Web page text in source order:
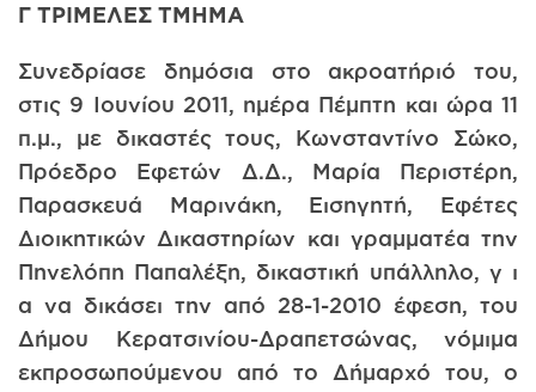
Γ ΤΡΙΜΕΛΕΣ ΤΜΗΜΑ
Συνεδρίασε δημόσια στο ακροατήριό του,
στις 9 Ιουνίου 2011, ημέρα Πέμπτη και ώρα 11
π.μ., με δικαστές τους, Κωνσταντίνο Σώκο,
Πρόεδρο Εφετών Δ.Δ., Μαρία Περιστέρη,
Παρασκευά Μαρινάκη, Εισηγητή, Εφέτες
Διοικητικών Δικαστηρίων και γραμματέα την
Πηνελόπη Παπαλέξη, δικαστική υπάλληλο, γ ι
α να δικάσει την από 28-1-2010 έφεση, του
Δήμου Κερατσινίου-Δραπετσώνας, νόμιμα
εκπροσωπούμενου από το Δήμαρχό του, ο